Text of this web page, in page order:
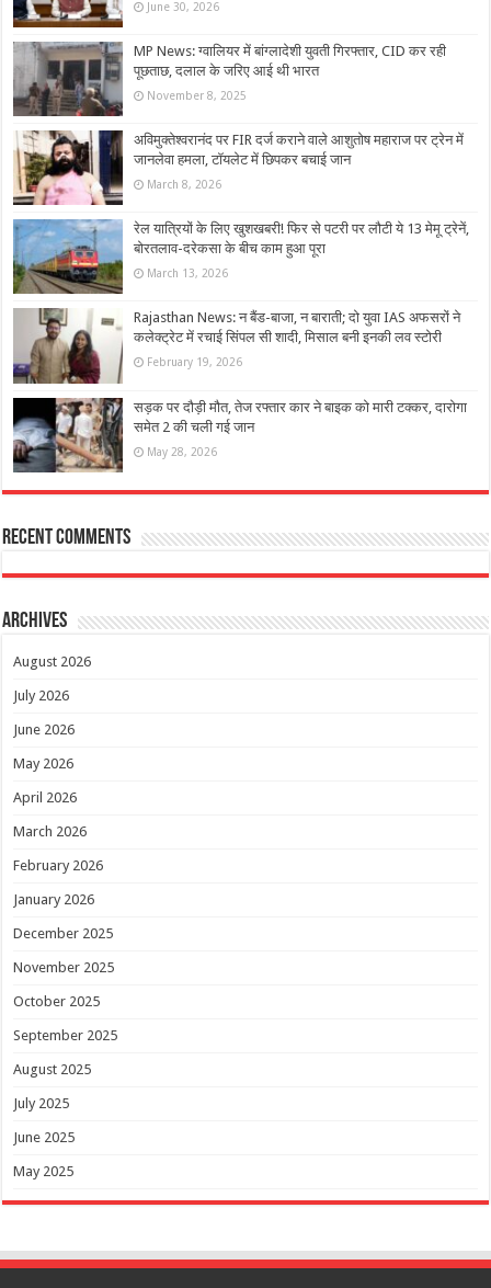
June 30, 2026
MP News: ग्वालियर में बांग्लादेशी युवती गिरफ्तार, CID कर रही
पूछताछ, दलाल के जरिए आई थी भारत
November 8, 2025
अविमुक्तेश्वरानंद पर FIR दर्ज कराने वाले आशुतोष महाराज पर ट्रेन में
जानलेवा हमला, टॉयलेट में छिपकर बचाई जान
March 8, 2026
रेल यात्रियों के लिए खुशखबरी! फिर से पटरी पर लौटी ये 13 मेमू ट्रेनें,
बोरतलाव-दरेकसा के बीच काम हुआ पूरा
March 13, 2026
Rajasthan News: न बैंड-बाजा, न बाराती; दो युवा IAS अफसरों ने
कलेक्ट्रेट में रचाई सिंपल सी शादी, मिसाल बनी इनकी लव स्टोरी
February 19, 2026
सड़क पर दौड़ी मौत, तेज रफ्तार कार ने बाइक को मारी टक्कर, दारोगा
समेत 2 की चली गई जान
May 28, 2026
Recent Comments
Archives
August 2026
July 2026
June 2026
May 2026
April 2026
March 2026
February 2026
January 2026
December 2025
November 2025
October 2025
September 2025
August 2025
July 2025
June 2025
May 2025